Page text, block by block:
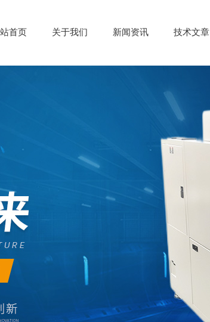
首页 关于我们 新闻资讯 技术文章